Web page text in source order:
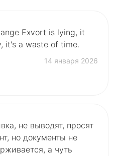
Exvort is lying, it
it's a waste of time.
14 января 2026
не выводят, просят
но документы не
а чуть